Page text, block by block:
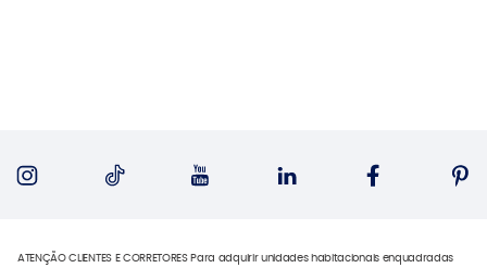
ATENÇÃO CLIENTES E CORRETORES Para adquirir unidades habitacionais enquadradas